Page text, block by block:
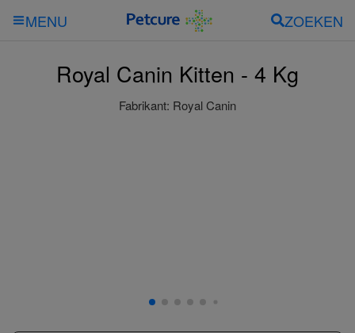
MENU ZOEKEN
Royal Canin Kitten - 4 Kg
Fabrikant: Royal Canin